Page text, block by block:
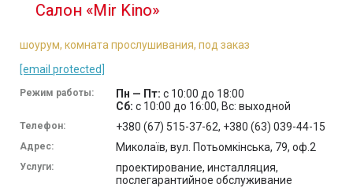
Салон «Mir Kino»
шоурум, комната прослушивания, под заказ
[email protected]
Режим работы: Пн — Пт: с 10:00 до 18:00
Сб: с 10:00 до 16:00, Вс: выходной
Телефон: +380 (67) 515-37-62, +380 (63) 039-44-15
Адрес: Миколаїв, вул. Потьомкінська, 79, оф.2
Услуги:
проектирование, инсталляция,
послегарантийное обслуживание